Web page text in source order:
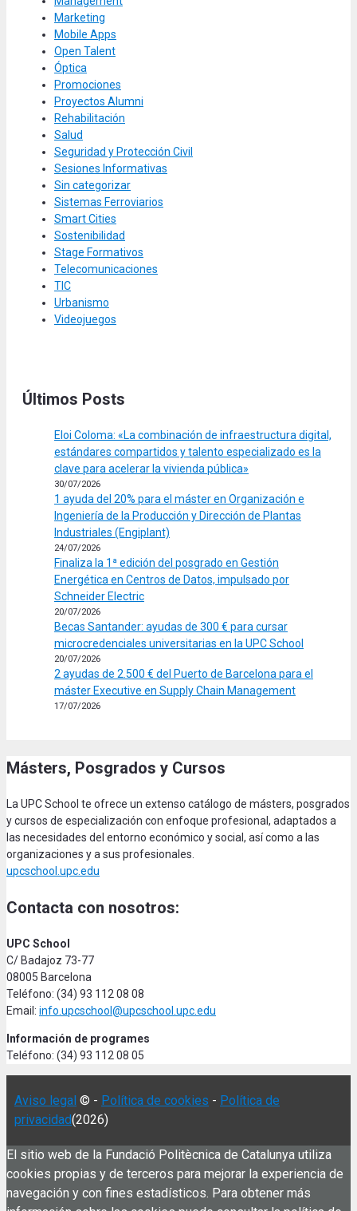
Marketing
Mobile Apps
Open Talent
Óptica
Promociones
Proyectos Alumni
Rehabilitación
Salud
Seguridad y Protección Civil
Sesiones Informativas
Sin categorizar
Sistemas Ferroviarios
Smart Cities
Sostenibilidad
Stage Formativos
Telecomunicaciones
TIC
Urbanismo
Videojuegos
Últimos Posts
Eloi Coloma: «La combinación de infraestructura digital,
estándares compartidos y talento especializado es la
clave para acelerar la vivienda pública»
30/07/2026
1 ayuda del 20% para el máster en Organización e
Ingeniería de la Producción y Dirección de Plantas
Industriales (Engiplant)
24/07/2026
Finaliza la 1ª edición del posgrado en Gestión
Energética en Centros de Datos, impulsado por
Schneider Electric
20/07/2026
Becas Santander: ayudas de 300 € para cursar
microcredenciales universitarias en la UPC School
20/07/2026
2 ayudas de 2.500 € del Puerto de Barcelona para el
máster Executive en Supply Chain Management
17/07/2026
Másters, Posgrados y Cursos
La UPC School te ofrece un extenso catálogo de másters, posgrados
y cursos de especialización con enfoque profesional, adaptados a
las necesidades del entorno económico y social, así como a las
organizaciones y a sus profesionales.
upcschool.upc.edu
Contacta con nosotros:
UPC School
C/ Badajoz 73-77
08005 Barcelona
Teléfono: (34) 93 112 08 08
Email: info.upcschool@upcschool.upc.edu
Información de programes
Teléfono: (34) 93 112 08 05
Aviso legal © - Política de cookies - Política de
privacidad(2026)
El sitio web de la Fundació Politècnica de Catalunya utiliza
cookies propias y de terceros para mejorar la experiencia de
navegación y con fines estadísticos. Para obtener más